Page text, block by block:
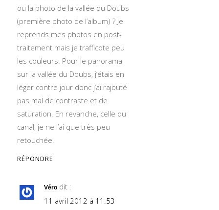
ou la photo de la vallée du Doubs
(première photo de l’album) ? Je
reprends mes photos en post-
traitement mais je trafficote peu
les couleurs. Pour le panorama
sur la vallée du Doubs, j’étais en
léger contre jour donc j’ai rajouté
pas mal de contraste et de
saturation. En revanche, celle du
canal, je ne l’ai que très peu
retouchée.
RÉPONDRE
Véro dit :
11 avril 2012 à 11:53